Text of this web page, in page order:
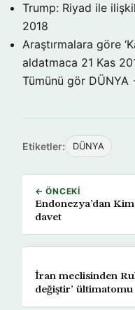
Trump: Riyad ile
2018
Araştırmalara göre
aldatmaca 21 Kas
Tümünü gör DÜNYA
Etiketler: DÜNYA
← ÖNCEKI
Endonezya’dan
davet
İran meclisinden
değiştir’ ültimatomu